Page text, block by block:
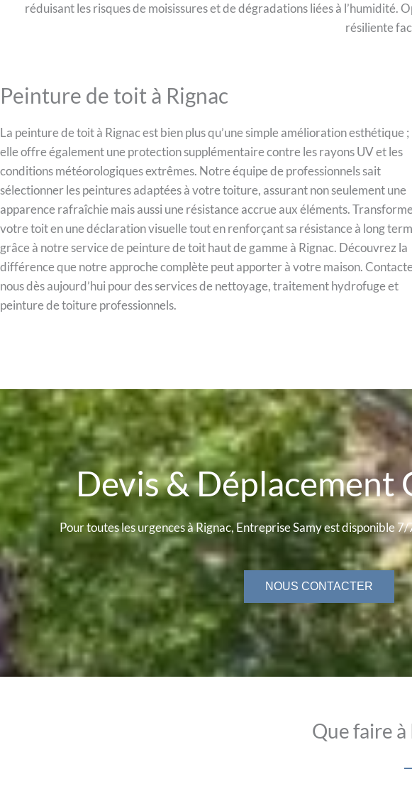
réduisant les risques de moisissures et de dégradations liées à
résiliente
Peinture de toit à Rignac
La peinture de toit à Rignac est bien plus qu’une simple amélioration esthétique ;
elle offre également une protection supplémentaire contre les rayons UV et les
conditions météorologiques extrêmes. Notre équipe de professionnels sait
sélectionner les peintures adaptées à votre toiture, assurant non seulement une
apparence rafraîchie mais aussi une résistance accrue aux éléments.
votre toit en une déclaration visuelle tout en renforçant sa résistance à long
grâce à notre service de peinture de toit haut de gamme à Rignac. Découvrez la
différence que notre approche complète peut apporter à votre maison.
nous dès aujourd’hui pour des services de nettoyage, traitement hydrofuge et
peinture de toiture professionnels.
Devis & Déplacement
Pour toutes les urgences à Rignac, Entreprise Samy est disponible 7/
NOUS CONTACTER
Que faire à